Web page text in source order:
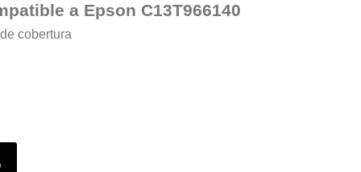
a Epson C13T966140
cobertura